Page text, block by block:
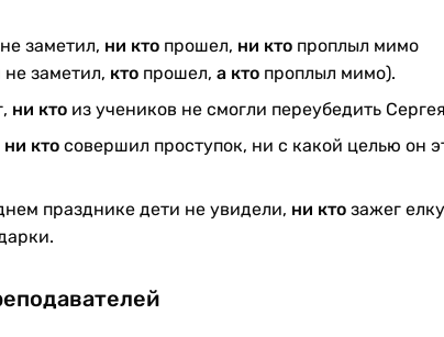
заметил, ни ктопрошел, ни ктопроплыл мимо
заметил, ктопрошел, а ктопроплыл мимо).
ни ктоиз учеников не смогли переубедить
ни ктосовершил проступок, ни с какой целью он
празднике дети не увидели, ни ктозажег